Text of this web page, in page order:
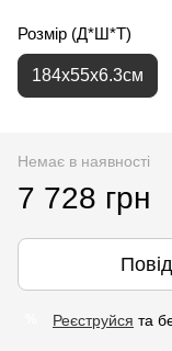
Розмір (Д*Ш*Т)
184x55x6.3см
Немає в наявності
7 728 грн
Реєструйся та